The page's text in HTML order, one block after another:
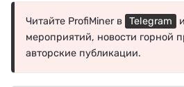
Читайте ProfiMiner в Telegram и
мероприятий, новости горной
авторские публикации.